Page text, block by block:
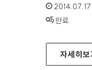
인증기간 :
상태 :
만료
라자드코
자세히보